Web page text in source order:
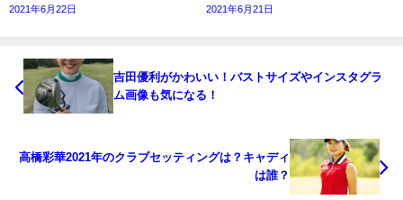
2021年6月22日 2021年6月21日
吉田優利がかわいい！バストサイズやインスタグラ
ム画像も気になる！
高橋彩華2021年のクラブセッティングは？キャディ
は誰？